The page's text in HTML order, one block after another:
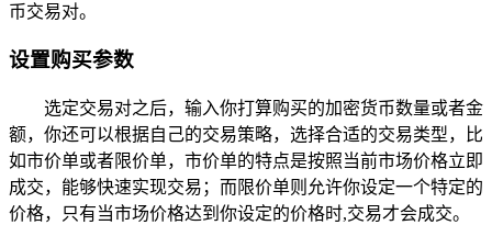
币交易对。
设置购买参数
选定交易对之后，输入你打算购买的加密货币数量或者金
额，你还可以根据自己的交易策略，选择合适的交易类型，比
如市价单或者限价单，市价单的特点是按照当前市场价格立即
成交，能够快速实现交易；而限价单则允许你设定一个特定的
价格，只有当市场价格达到你设定的价格时,交易才会成交。